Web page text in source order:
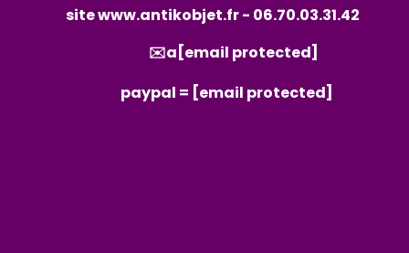
sitewww.antikobjet.fr- 06.70.03.31.42
✉️a [email protected]
paypal = [email protected]